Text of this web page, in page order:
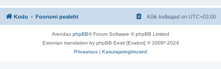
Kodu Foorumi pealeht Kõik kellaajad on UTC+03:00
Arendas phpBB® Forum Software © phpBB Limited
Estonian translation by phpBB Eesti [Exabot] © 2008*-2024
Privaatsus | Kasutajatingimused